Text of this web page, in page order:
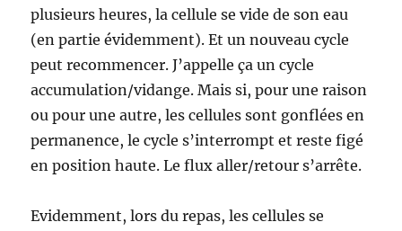
plusieurs heures, la cellule se vide de son eau
(en partie évidemment). Et un nouveau cycle
peut recommencer. J’appelle ça un cycle
accumulation/vidange. Mais si, pour une raison
ou pour une autre, les cellules sont gonflées en
permanence, le cycle s’interrompt et reste figé
en position haute. Le flux aller/retour s’arrête.
Evidemment, lors du repas, les cellules se